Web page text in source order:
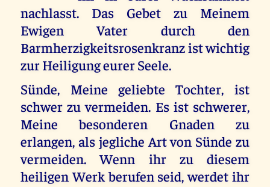
nachlasst. Das Gebet zu Meinem
Ewigen Vater durch den
Barmherzigkeitsrosenkranz ist wichtig
zur Heiligung eurer Seele.
Sünde, Meine geliebte Tochter, ist
schwer zu vermeiden. Es ist schwerer,
Meine besonderen Gnaden zu
erlangen, als jegliche Art von Sünde zu
vermeiden. Wenn ihr zu diesem
heiligen Werk berufen seid, werdet ihr